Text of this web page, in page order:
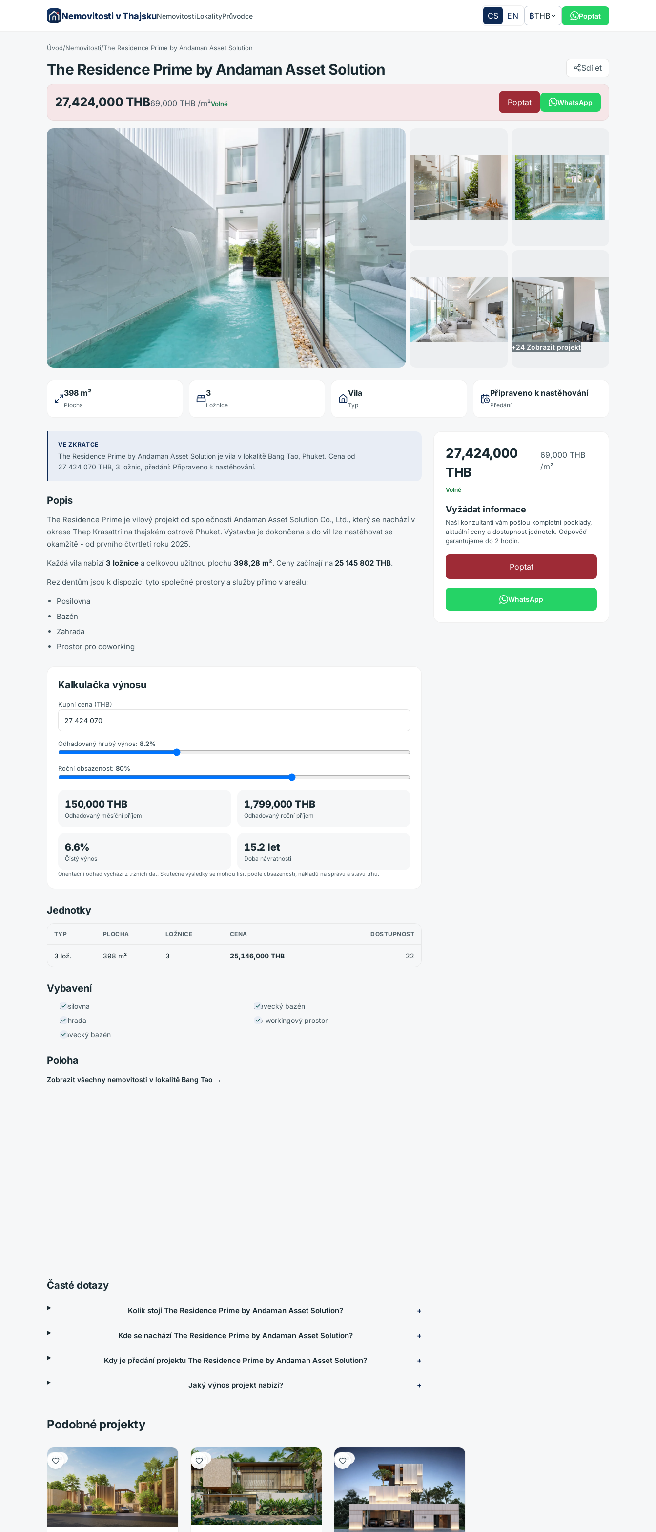
Nemovitosti v ThajskuNemovitostiLokalityPrůvodce CS EN ฿THB Poptat
Úvod/Nemovitosti/The Residence Prime by Andaman Asset Solution
The Residence Prime by Andaman Asset Solution Sdílet
27,424,000 THB69,000 THB /m²Volné Poptat WhatsApp
+24 Zobrazit projekt
398 m²
Plocha
3
Ložnice
Vila
Typ
Připraveno k nastěhování
Předání
VE ZKRATCE
The Residence Prime by Andaman Asset Solution je vila v lokalitě Bang Tao, Phuket. Cena od
27 424 070 THB, 3 ložnic, předání: Připraveno k nastěhování.
Popis
The Residence Prime je vilový projekt od společnosti Andaman Asset Solution Co., Ltd., který se nachází v
okrese Thep Krasattri na thajském ostrově Phuket. Výstavba je dokončena a do vil lze nastěhovat se
okamžitě - od prvního čtvrtletí roku 2025.
Každá vila nabízí 3 ložnice a celkovou užitnou plochu 398,28 m². Ceny začínají na 25 145 802 THB.
Rezidentům jsou k dispozici tyto společné prostory a služby přímo v areálu:
Posilovna
Bazén
Zahrada
Prostor pro coworking
Kalkulačka výnosu
Kupní cena (THB)
Odhadovaný hrubý výnos: 8.2%
Roční obsazenost: 80%
150,000 THB
Odhadovaný měsíční příjem
1,799,000 THB
Odhadovaný roční příjem
6.6%
Čistý výnos
15.2 let
Doba návratnosti
Orientační odhad vychází z tržních dat. Skutečné výsledky se mohou lišit podle obsazenosti, nákladů na správu a stavu trhu.
Jednotky
TYP PLOCHA LOŽNICE CENA DOSTUPNOST
3 lož. 398 m² 3 25,146,000 THB 22
Vybavení
Posilovna
Plavecký bazén
Zahrada
Co-workingový prostor
Plavecký bazén
Poloha
Zobrazit všechny nemovitosti v lokalitě Bang Tao →
Časté dotazy
Kolik stojí The Residence Prime by Andaman Asset Solution?
Kde se nachází The Residence Prime by Andaman Asset Solution?
Kdy je předání projektu The Residence Prime by Andaman Asset Solution?
Jaký výnos projekt nabízí?
27,424,000
THB
69,000 THB
/m²
Volné
Vyžádat informace
Naši konzultanti vám pošlou kompletní podklady,
aktuální ceny a dostupnost jednotek. Odpověď
garantujeme do 2 hodin.
Poptat
WhatsApp
Podobné projekty
Vila Vila Vila